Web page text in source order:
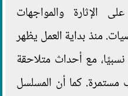
الإثارة والمواجهات
منذ بداية العمل يظهر
مع أحداث متلاحقة
كما أن المسلسل